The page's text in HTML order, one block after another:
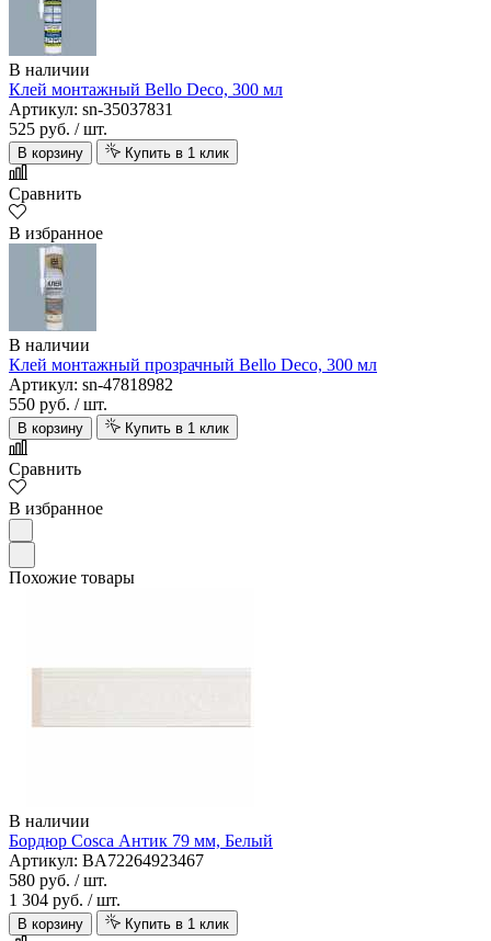
В наличии
Клей монтажный Bello Deco, 300 мл
Артикул: sn-35037831
525 руб. / шт.
В корзину Купить в 1 клик
Сравнить
В избранное
В наличии
Клей монтажный прозрачный Bello Deco, 300 мл
Артикул: sn-47818982
550 руб. / шт.
В корзину Купить в 1 клик
Сравнить
В избранное
Похожие товары
В наличии
Бордюр Cosca Антик 79 мм, Белый
Артикул: BA72264923467
580 руб. / шт.
1 304 руб. / шт.
В корзину Купить в 1 клик